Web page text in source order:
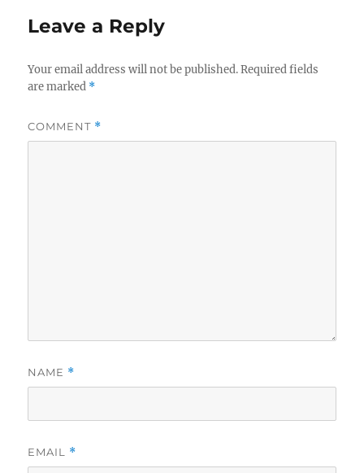
Leave a Reply
Your email address will not be published. Required fields
are marked *
COMMENT *
NAME *
EMAIL *